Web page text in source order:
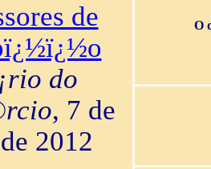
de
do
, 7 de
2012
O